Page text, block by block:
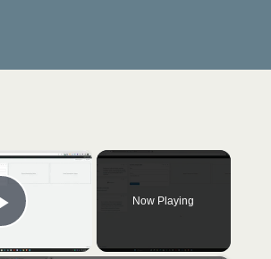
×
Play Video
Now Playing